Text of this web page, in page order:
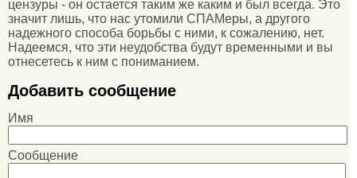
цензуры - он остается таким же каким и был всегда. Это
значит лишь, что нас утомили СПАМеры, а другого
надежного способа борьбы с ними, к сожалению, нет.
Надеемся, что эти неудобства будут временными и вы
отнесетесь к ним с пониманием.
Добавить сообщение
Имя
Сообщение